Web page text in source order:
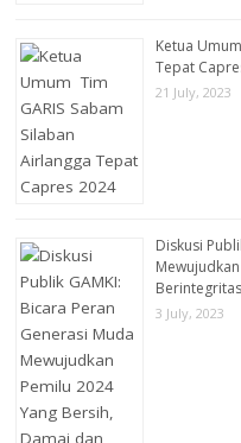
Ketua
Tepat
21 July, 2023
Diskusi
Berintegritas
3 July, 2023